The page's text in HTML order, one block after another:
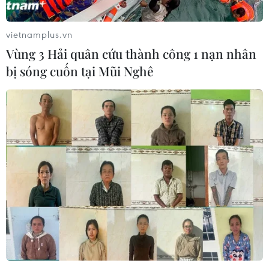
tháng 7/2026 giảm 0,12%
Kỳ họp không thường
lệ thứ Nhất, Quốc hội khóa XVI
03/08/2026 00:08
Xem thêm
CƠ QUAN CHỦ QUẢN: THÔNG TẤN XÃ VIỆT NAM
vietnamplus.vn
Vùng 3 Hải quân cứu thành công 1 nạn nhân
bị sóng cuốn tại Mũi Nghê